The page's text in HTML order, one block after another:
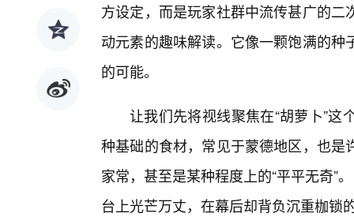
方设定，而是玩家社群中流传甚广的
动元素的趣味解读。它像一颗饱满的
的可能。
让我们先将视线聚焦在“胡萝卜”
种基础的食材，常见于蒙德地区，也
家常，甚至是某种程度上的“平平无奇
台上光芒万丈，在幕后却背负沉重枷锁